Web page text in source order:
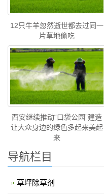
12只牛羊忽然逝世都去过同一
片草地偷吃
西安继续推动“口袋公园”建造
让大众身边的绿色多起来美起
来
导航栏目
草坪除草剂